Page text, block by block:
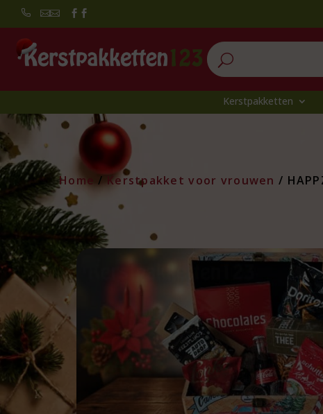
 
U
Kerstpakketten
Home / Kerstpakket voor vrouwen /